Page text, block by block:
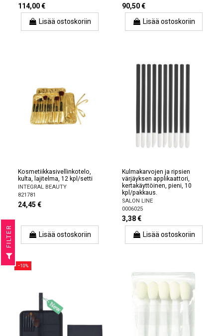
114,00 €
Lisää ostoskoriin
90,50 €
Lisää ostoskoriin
Kosmetiikkasivellinkotelo,
kulta, lajitelma, 12 kpl/setti
INTEGRAL BEAUTY
821781
24,45 €
Lisää ostoskoriin
Kulmakarvojen ja ripsien
värjäyksen applikaattori,
kertakäyttöinen, pieni, 10
kpl/pakkaus.
SALON LINE
0006025
3,38 €
Lisää ostoskoriin
−10%
R